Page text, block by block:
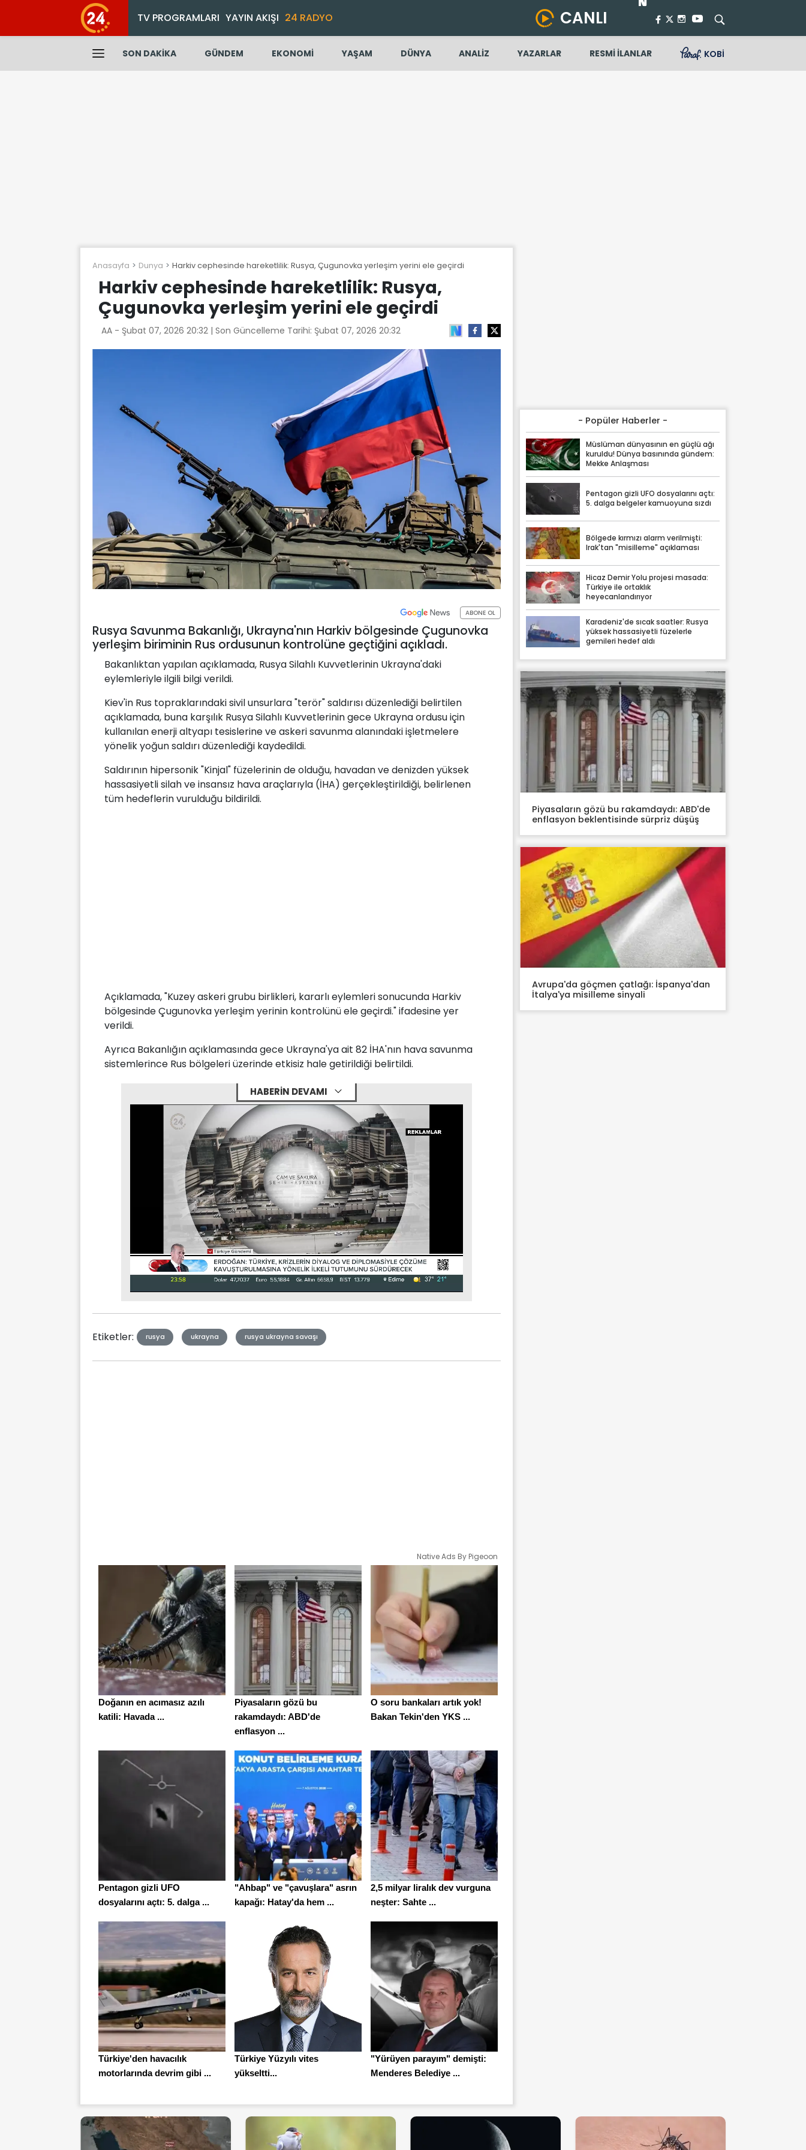
TV PROGRAMLARI YAYIN AKIŞI 24 RADYO CANLI
SON DAKİKA GÜNDEM EKONOMİ YAŞAM DÜNYA ANALİZ YAZARLAR RESMİ İLANLAR KOBİ
Anasayfa Dunya Harkiv cephesinde hareketlilik: Rusya, Çugunovka yerleşim yerini ele geçirdi
Harkiv cephesinde hareketlilik: Rusya,
Çugunovka yerleşim yerini ele geçirdi
AA - Şubat 07, 2026 20:32 | Son Güncelleme Tarihi: Şubat 07, 2026 20:32
ABONE OL
Rusya Savunma Bakanlığı, Ukrayna'nın Harkiv bölgesinde Çugunovka
yerleşim biriminin Rus ordusunun kontrolüne geçtiğini açıkladı.
Bakanlıktan yapılan açıklamada, Rusya Silahlı Kuvvetlerinin Ukrayna'daki
eylemleriyle ilgili bilgi verildi.
Kiev'in Rus topraklarındaki sivil unsurlara "terör" saldırısı düzenlediği belirtilen
açıklamada, buna karşılık Rusya Silahlı Kuvvetlerinin gece Ukrayna ordusu için
kullanılan enerji altyapı tesislerine ve askeri savunma alanındaki işletmelere
yönelik yoğun saldırı düzenlediği kaydedildi.
Saldırının hipersonik "Kinjal" füzelerinin de olduğu, havadan ve denizden yüksek
hassasiyetli silah ve insansız hava araçlarıyla (İHA) gerçekleştirildiği, belirlenen
tüm hedeflerin vurulduğu bildirildi.
Açıklamada, "Kuzey askeri grubu birlikleri, kararlı eylemleri sonucunda Harkiv
bölgesinde Çugunovka yerleşim yerinin kontrolünü ele geçirdi." ifadesine yer
verildi.
Ayrıca Bakanlığın açıklamasında gece Ukrayna'ya ait 82 İHA'nın hava savunma
sistemlerince Rus bölgeleri üzerinde etkisiz hale getirildiği belirtildi.
HABERİN DEVAMI
Stream
Etiketler: rusya ukrayna rusya ukrayna savaşı
Native Ads By Pigeoon
Doğanın en acımasız azılı
katili: Havada ...
Piyasaların gözü bu
rakamdaydı: ABD'de
enflasyon ...
O soru bankaları artık yok!
Bakan Tekin'den YKS ...
Pentagon gizli UFO
dosyalarını açtı: 5. dalga ...
"Ahbap" ve "çavuşlara" asrın
kapağı: Hatay'da hem ...
2,5 milyar liralık dev vurguna
neşter: Sahte ...
Türkiye'den havacılık
motorlarında devrim gibi ...
Türkiye Yüzyılı vites
yükseltti...
"Yürüyen parayım" demişti:
Menderes Belediye ...
- Popüler Haberler -
Müslüman dünyasının en güçlü ağı
kuruldu! Dünya basınında gündem:
Mekke Anlaşması
Pentagon gizli UFO dosyalarını açtı:
5. dalga belgeler kamuoyuna sızdı
Bölgede kırmızı alarm verilmişti:
Irak'tan "misilleme" açıklaması
Hicaz Demir Yolu projesi masada:
Türkiye ile ortaklık
heyecanlandırıyor
Karadeniz'de sıcak saatler: Rusya
yüksek hassasiyetli füzelerle
gemileri hedef aldı
Piyasaların gözü bu rakamdaydı: ABD'de
enflasyon beklentisinde sürpriz düşüş
Avrupa'da göçmen çatlağı: İspanya'dan
İtalya'ya misilleme sinyali